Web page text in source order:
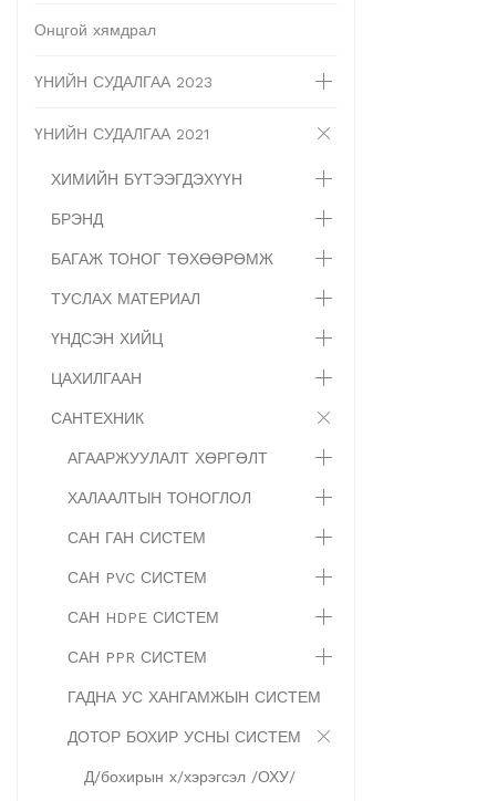
Онцгой хямдрал
ҮНИЙН СУДАЛГАА 2023
ҮНИЙН СУДАЛГАА 2021
ХИМИЙН БҮТЭЭГДЭХҮҮН
БРЭНД
БАГАЖ ТОНОГ ТӨХӨӨРӨМЖ
ТУСЛАХ МАТЕРИАЛ
ҮНДСЭН ХИЙЦ
ЦАХИЛГААН
САНТЕХНИК
АГААРЖУУЛАЛТ ХӨРГӨЛТ
ХАЛААЛТЫН ТОНОГЛОЛ
САН ГАН СИСТЕМ
САН PVC СИСТЕМ
САН HDPE СИСТЕМ
САН PPR СИСТЕМ
ГАДНА УС ХАНГАМЖЫН СИСТЕМ
ДОТОР БОХИР УСНЫ СИСТЕМ
Д/бохирын х/хэрэгсэл /ОХУ/